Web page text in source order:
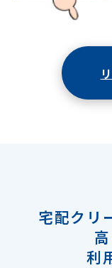
宅配クリ
利